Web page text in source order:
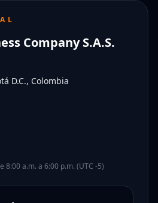
Company S.A.S.
D.C., Colombia
8:00 a.m. a 6:00 p.m. (UTC -5)